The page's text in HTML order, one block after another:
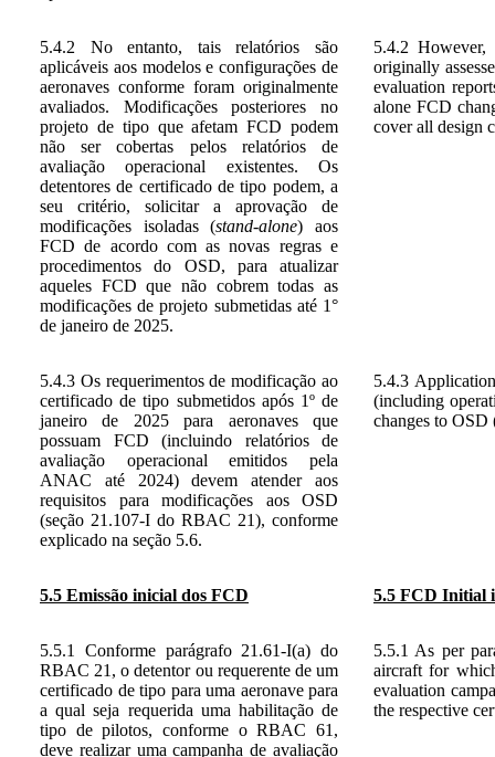
5.4.2 No entanto, tais relatórios são
aplicáveis aos modelos e configurações de
aeronaves conforme foram originalmente
avaliados. Modificações posteriores no
projeto de tipo que afetam FCD podem
não ser cobertas pelos relatórios de
avaliação operacional existentes. Os
detentores de certificado de tipo podem, a
seu critério, solicitar a aprovação de
modificações isoladas (stand-alone) aos
FCD de acordo com as novas regras e
procedimentos do OSD, para atualizar
aqueles FCD que não cobrem todas as
modificações de projeto submetidas até 1°
de janeiro de 2025.
5.4.2
originally
evaluation
alone FCD
cover all design
5.4.3 Os requerimentos de modificação ao
certificado de tipo submetidos após 1º de
janeiro de 2025 para aeronaves que
possuam FCD (incluindo relatórios de
avaliação operacional emitidos pela
ANAC até 2024) devem atender aos
requisitos para modificações aos OSD
(seção 21.107-I do RBAC 21), conforme
explicado na seção 5.6.
5.4.3
(including
changes to
5.5 Emissão inicial dos FCD 5.5 FCD Initial
5.5.1 Conforme parágrafo 21.61-I(a) do
RBAC 21, o detentor ou requerente de um
certificado de tipo para uma aeronave para
a qual seja requerida uma habilitação de
tipo de pilotos, conforme o RBAC 61,
deve realizar uma campanha de avaliação
5.5.1 As per
aircraft for
evaluation
the respective